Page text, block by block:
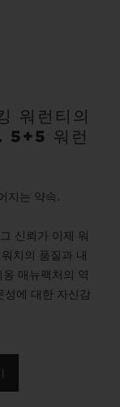
워런티의
5+5 워런
지는 약속.
신뢰가 이제 워
치의 품질과 내
매뉴팩처의 역
성에 대한 자신감